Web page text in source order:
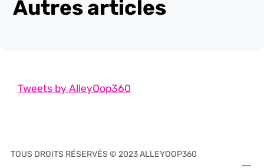
Autres articles
Tweets by AlleyOop360
TOUS DROITS RÉSERVÉS © 2023 ALLEYOOP360